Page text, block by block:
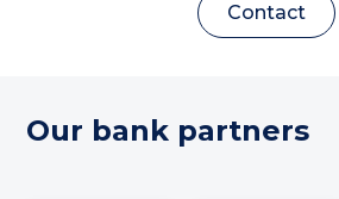
Contact
Our bank partners